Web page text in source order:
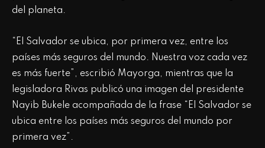
del planeta.
“El Salvador se ubica, por primera vez, entre los
países más seguros del mundo. Nuestra voz cada vez
es más fuerte”, escribió Mayorga, mientras que la
legisladora Rivas publicó una imagen del presidente
Nayib Bukele acompañada de la frase “El Salvador se
ubica entre los países más seguros del mundo por
primera vez”.